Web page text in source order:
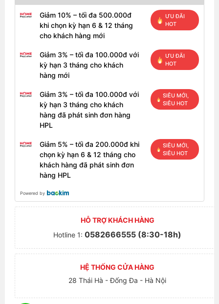
Giảm 10% – tối đa 500.000đ
khi chọn kỳ hạn 6 & 12 tháng
cho khách hàng mới
ƯU ĐÃI
HOT
Giảm 3% – tối đa 100.000đ với
kỳ hạn 3 tháng cho khách
hàng mới
ƯU ĐÃI
HOT
Giảm 3% – tối đa 100.000đ với
kỳ hạn 3 tháng cho khách
hàng đã phát sinh đơn hàng
HPL
SIÊU MỚI,
SIÊU HOT
Giảm 5% – tối đa 200.000đ khi
chọn kỳ hạn 6 & 12 tháng cho
khách hàng đã phát sinh đơn
hàng HPL
SIÊU MỚI,
SIÊU HOT
Powered by
HỖ TRỢ KHÁCH HÀNG
Hotline 1: 0582666555 (8:30-18h)
HỆ THỐNG CỬA HÀNG
28 Thái Hà - Đống Đa - Hà Nội